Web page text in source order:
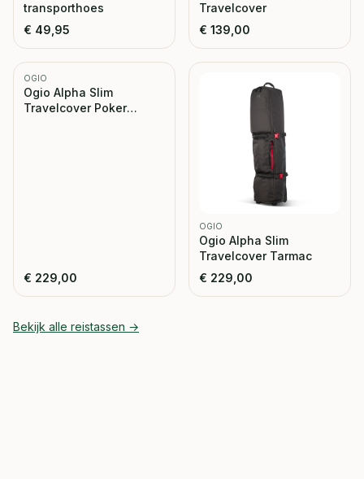
transporthoes
€ 49,95
Travelcover
€ 139,00
OGIO
Ogio Alpha Slim
Travelcover Poker
€ 229,00
OGIO
Ogio Alpha Slim
Travelcover Tarmac
€ 229,00
Bekijk alle reistassen →